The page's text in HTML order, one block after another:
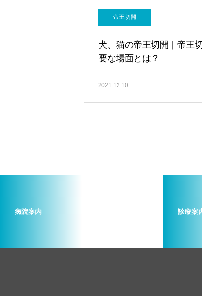
帝王切開
犬、猫の帝王切開｜帝王
要な場面とは？
2021.12.10
病院案内 診療案